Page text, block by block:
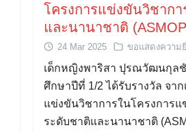
โครงการแข่งขันวิชาก
และนานาชาติ
24 Mar 2025 ขอแสดงความ
เด็กหญิงพาริสา ปุรณวัฒนกุล
ศึกษาปีที่ 1/2 ได้รับรางวัล จา
แข่งขันวิชาการในโครงการแ
ระดับชาติและนานาชาติ